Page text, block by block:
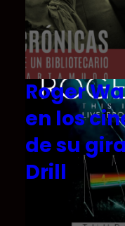
Roger
en los
de su
Drill